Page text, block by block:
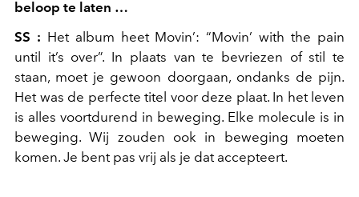
beloop te laten …
SS : Het album heet Movin’: “Movin’ with the pain
until it’s over”. In plaats van te bevriezen of stil te
staan, moet je gewoon doorgaan, ondanks de pijn.
Het was de perfecte titel voor deze plaat. In het leven
is alles voortdurend in beweging. Elke molecule is in
beweging. Wij zouden ook in beweging moeten
komen. Je bent pas vrij als je dat accepteert.